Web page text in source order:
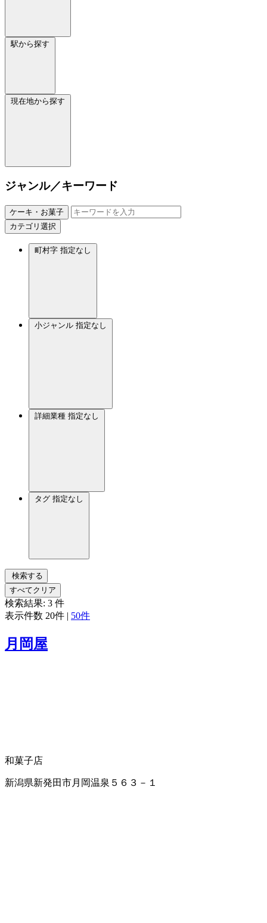
駅から探す
現在地から探す
ジャンル／キーワード
ケーキ・お菓子
カテゴリ選択
町村字 指定なし
小ジャンル 指定なし
詳細業種 指定なし
タグ 指定なし
検索する
すべてクリア
検索結果: 3 件
表示件数 20件 | 50件
月岡屋
和菓子店
新潟県新発田市月岡温泉５６３－１